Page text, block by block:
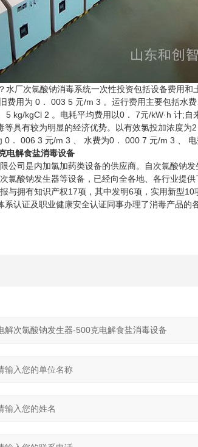
水厂次氯酸钠消毒系统一次性投资包括设备费用
费用为 0． 003 5 元/m 3 。运行费用主要包括水
5 kg/kgCl 2 。电耗平均费用以0． 7元/kW·h 计;
等具有较为明显的经济优势。以有效氯投加浓度
． 006 3 元/m 3 、 水费为0． 000 7 元/m 3 、
电解食盐消毒设备
司是内加氯加药类设备的供应商。自次氯酸钠
氯酸钠发生器等设备，已经向全各地、各行业提
与拥有知识产权17项，其中发明6项，实用新型
系认证及职业健康安全认证同事办理了消毒产品